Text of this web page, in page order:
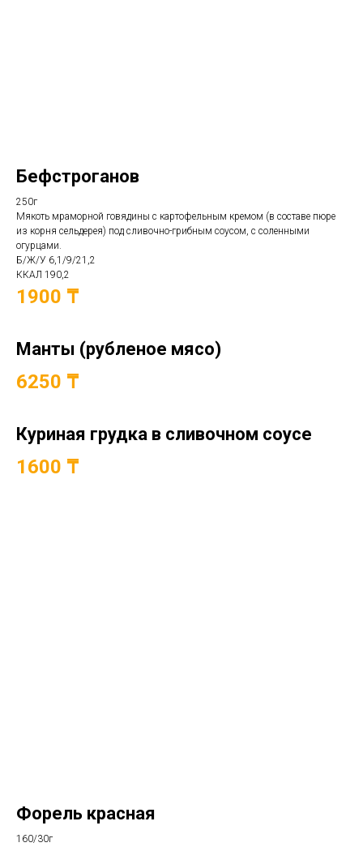
Бефстроганов
250г
Мякоть мраморной говядины с картофельным кремом (в составе пюре
из корня сельдерея) под сливочно-грибным соусом, с соленными
огурцами.
Б/Ж/У 6,1/9/21,2
ККАЛ 190,2
1900 ₸
Манты (рубленое мясо)
6250 ₸
Куриная грудка в сливочном соусе
1600 ₸
Форель красная
160/30г